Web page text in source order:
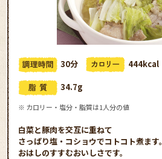
30分 444kcal
34.7g
※ カロリー・塩分・脂質は1人分の値
白菜と豚肉を交互に重ねて
さっぱり塩・コショウでコトコト煮ます。
おはしのすすむおいしさです。